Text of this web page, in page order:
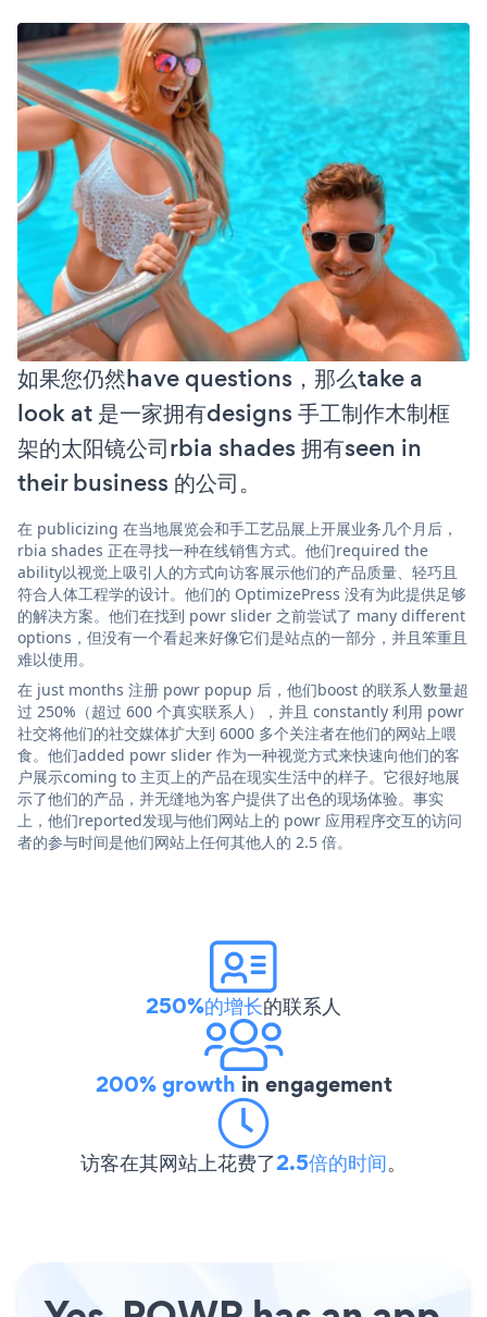
如果您仍然have questions，那么take a
look at 是一家拥有designs 手工制作木制框
架的太阳镜公司rbia shades 拥有seen in
their business 的公司。
在 publicizing 在当地展览会和手工艺品展上开展业务几个月后，
rbia shades 正在寻找一种在线销售方式。他们required the
ability以视觉上吸引人的方式向访客展示他们的产品质量、轻巧且
符合人体工程学的设计。他们的 OptimizePress 没有为此提供足够
的解决方案。他们在找到 powr slider 之前尝试了 many different
options，但没有一个看起来好像它们是站点的一部分，并且笨重且
难以使用。
在 just months 注册 powr popup 后，他们boost 的联系人数量超
过 250%（超过 600 个真实联系人），并且 constantly 利用 powr
社交将他们的社交媒体扩大到 6000 多个关注者在他们的网站上喂
食。他们added powr slider 作为一种视觉方式来快速向他们的客
户展示coming to 主页上的产品在现实生活中的样子。它很好地展
示了他们的产品，并无缝地为客户提供了出色的现场体验。事实
上，他们reported发现与他们网站上的 powr 应用程序交互的访问
者的参与时间是他们网站上任何其他人的 2.5 倍。
250%的增长的联系人
200% growth in engagement
访客在其网站上花费了2.5倍的时间。